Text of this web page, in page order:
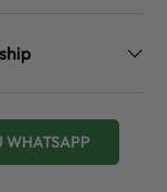
WHATSAPP